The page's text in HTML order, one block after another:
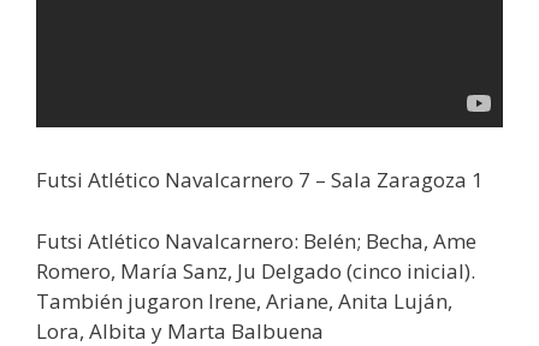
Futsi Atlético Navalcarnero 7 – Sala Zaragoza 1
Futsi Atlético Navalcarnero: Belén; Becha, Ame
Romero, María Sanz, Ju Delgado (cinco inicial).
También jugaron Irene, Ariane, Anita Luján,
Lora, Albita y Marta Balbuena